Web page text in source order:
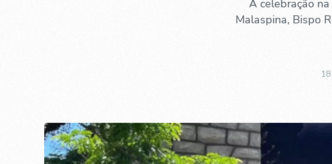
A celebração
Malaspina, Bispo